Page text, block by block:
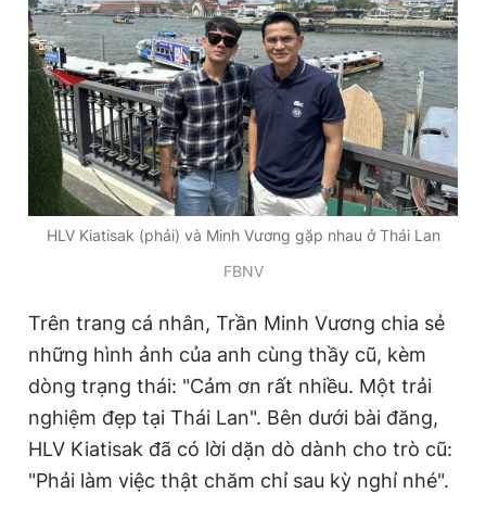
0906 645 777 0908 780 404
Đặt báo Quảng cáo RSS Tòa soạn Chính sách bảo
Tổng biên tập: Nguyễn Ngọc Toàn
Phó tổng biên tập thường trực: Hải Thành
Phó tổng biên tập: Lâm Hiếu Dũng
Phó tổng biên tập: Trần Việt Hưng
Tổng thư ký tòa soạn: Đức Trung
Giấy phép xuất bản số 110/GP - BTTTT cấp ngày 24.3.2020
© 2003-2026 Bản quyền thuộc về Báo Thanh Niên. Cấm sao
chép dưới mọi hình thức nếu không có sự chấp thuận bằng văn
HLV Kiatisak (phải) và Minh Vương gặp nhau ở Thái Lan
FBNV
Trên trang cá nhân, Trần Minh Vương chia sẻ
những hình ảnh của anh cùng thầy cũ, kèm
dòng trạng thái: "Cảm ơn rất nhiều. Một trải
nghiệm đẹp tại Thái Lan". Bên dưới bài đăng,
HLV Kiatisak đã có lời dặn dò dành cho trò cũ:
"Phải làm việc thật chăm chỉ sau kỳ nghỉ nhé".